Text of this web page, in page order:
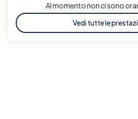
Al momento non ci sono
Vedi tutte le